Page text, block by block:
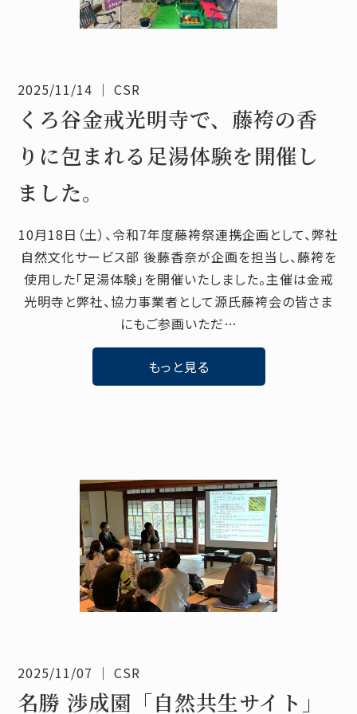
2025/11/14 ｜ CSR
くろ谷金戒光明寺で、藤袴の香
りに包まれる足湯体験を開催し
ました。
10月18日（土）、令和7年度藤袴祭連携企画として、弊社
自然文化サービス部 後藤香奈が企画を担当し、藤袴を
使用した「足湯体験」を開催いたしました。主催は金戒
光明寺と弊社、協力事業者として源氏藤袴会の皆さま
にもご参画いただ…
もっと見る
2025/11/07 ｜ CSR
名勝 渉成園「自然共生サイト」